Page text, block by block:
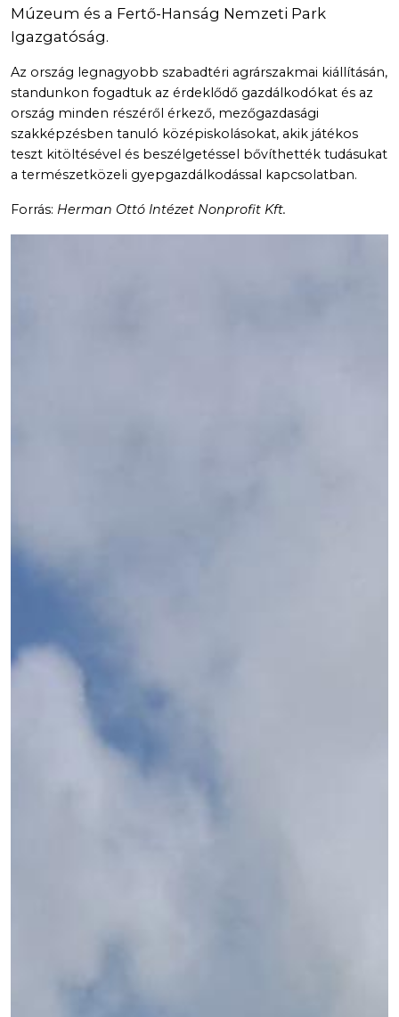
Múzeum és a Fertő-Hanság Nemzeti Park
Igazgatóság.
Az ország legnagyobb szabadtéri agrárszakmai kiállításán,
standunkon fogadtuk az érdeklődő gazdálkodókat és az
ország minden részéről érkező, mezőgazdasági
szakképzésben tanuló középiskolásokat, akik játékos
teszt kitöltésével és beszélgetéssel bővíthették tudásukat
a természetközeli gyepgazdálkodással kapcsolatban.
Forrás: Herman Ottó Intézet Nonprofit Kft.